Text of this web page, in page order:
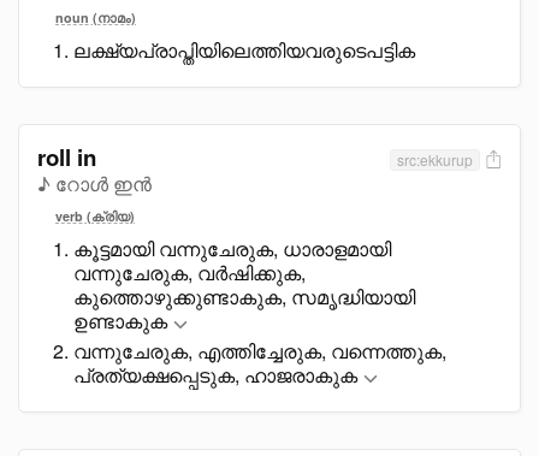
noun (നാമം)
ലക്ഷ്യപ്രാപ്തിയിലെത്തിയവരുടെപട്ടിക
roll in
♪ റോൾ ഇൻ
src:ekkurup
verb (ക്രിയ)
കൂട്ടമായി വന്നുചേരുക, ധാരാളമായി
വന്നുചേരുക, വർഷിക്കുക,
കുത്തൊഴുക്കുണ്ടാകുക, സമൃദ്ധിയായി
ഉണ്ടാകുക
വന്നുചേരുക, എത്തിച്ചേരുക, വന്നെത്തുക,
പ്രത്യക്ഷപ്പെടുക, ഹാജരാകുക